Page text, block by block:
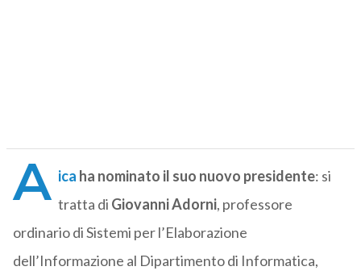
A ica ha nominato il suo nuovo presidente: si
tratta di Giovanni Adorni, professore
ordinario di Sistemi per l’Elaborazione
dell’Informazione al Dipartimento di Informatica,